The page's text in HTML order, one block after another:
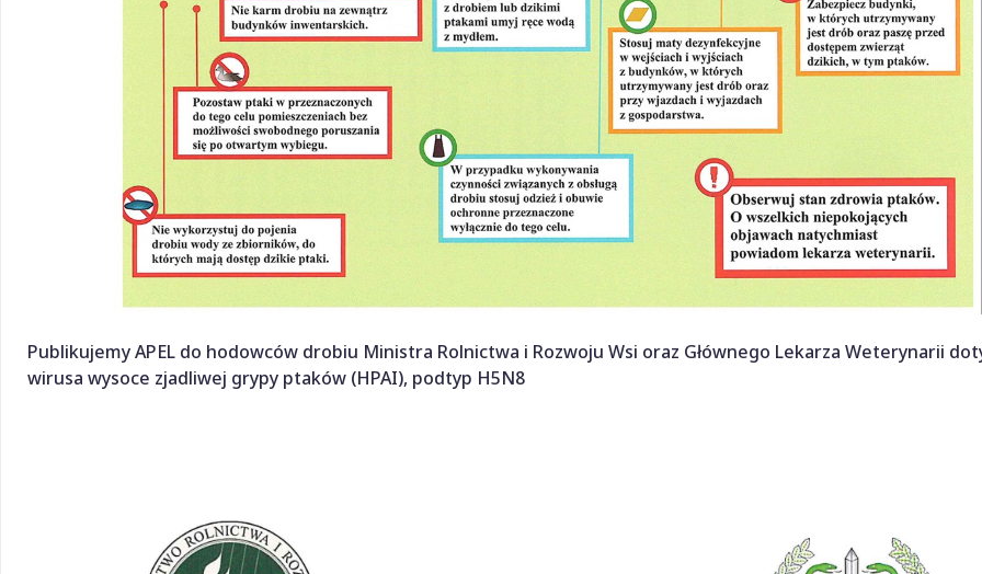
Publikujemy APEL do hodowców drobiu Ministra Rolnictwa i Rozwoju Wsi oraz Głównego Lekarza Weterynarii
wirusa wysoce zjadliwej grypy ptaków (HPAI), podtyp H5N8